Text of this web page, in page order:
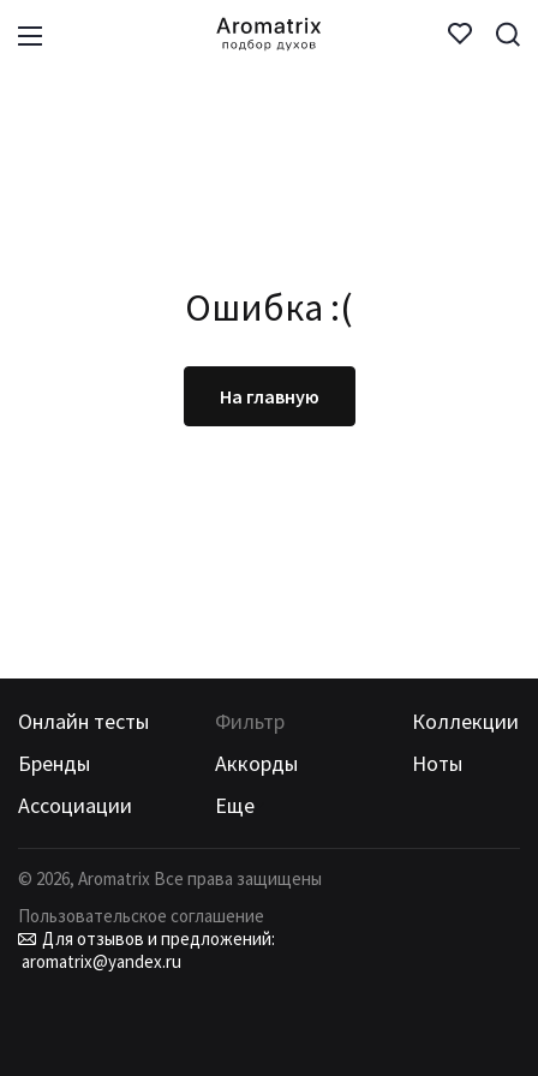
Ошибка :(
На главную
Онлайн тесты Фильтр
Коллекции
Бренды
Аккорды
Ноты
Ассоциации
Еще
© 2026, Aromatrix Все права защищены
Пользовательское соглашение
Для отзывов и предложений:
aromatrix@yandex.ru